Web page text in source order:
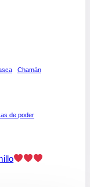
Chamán
de poder